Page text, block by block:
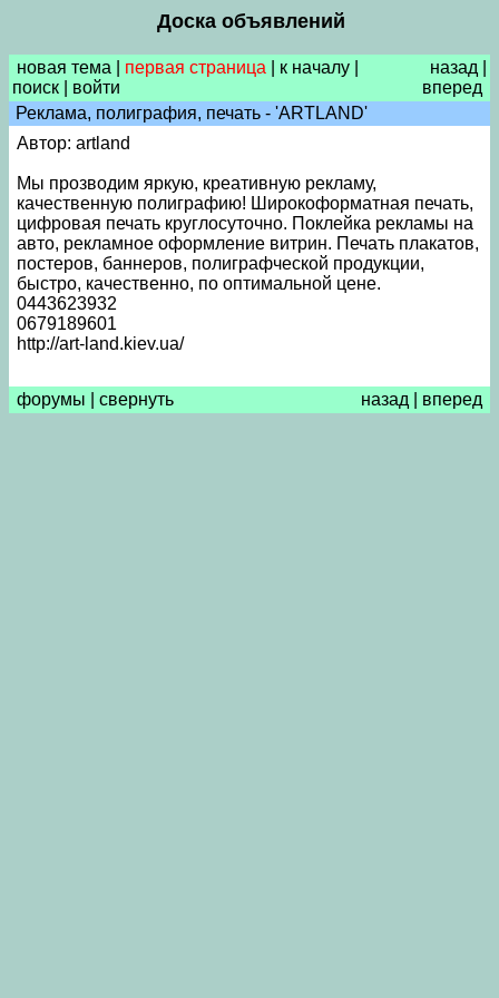
Доска объявлений
новая тема первая страница к началу
поиск
войти
назад
вперед
Реклама, полиграфия, печать - 'ARTLAND'
Автор: artland
Мы прозводим яркую, креативную рекламу,
качественную полиграфию! Широкоформатная печать,
цифровая печать круглосуточно. Поклейка рекламы на
авто, рекламное оформление витрин. Печать плакатов,
постеров, баннеров, полиграфческой продукции,
быстро, качественно, по оптимальной цене.
0443623932
0679189601
http://art-land.kiev.ua/
форумы свернуть назад вперед